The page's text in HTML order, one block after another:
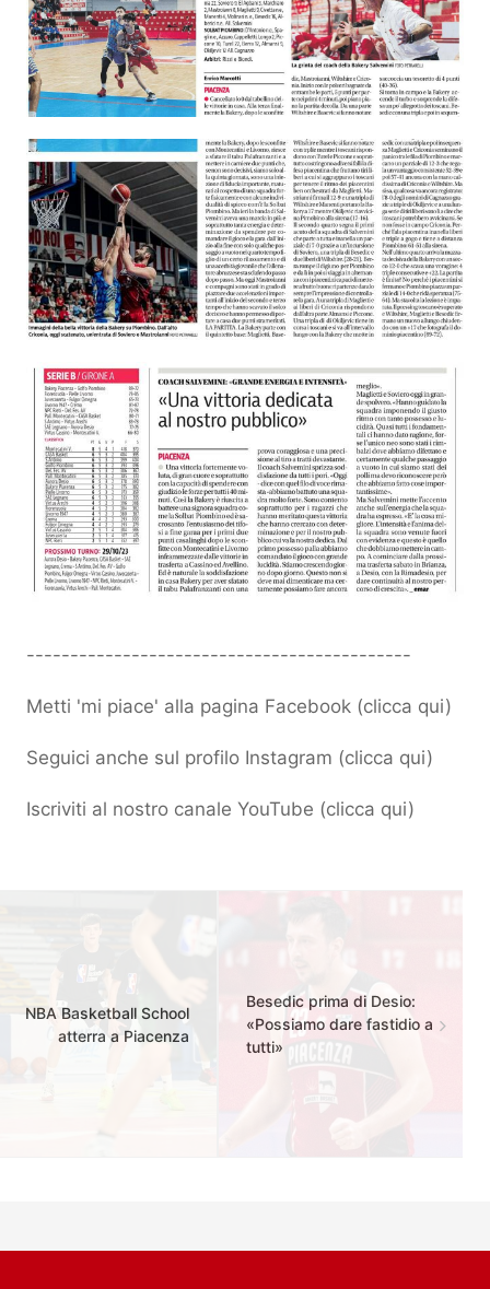
--------------------------------------------
Metti 'mi piace' alla pagina Facebook (clicca qui)
Seguici anche sul profilo Instagram (clicca qui)
Iscriviti al nostro canale YouTube (clicca qui)
NBA Basketball School
atterra a Piacenza
Besedic prima di Desio:
«Possiamo dare fastidio a
tutti»